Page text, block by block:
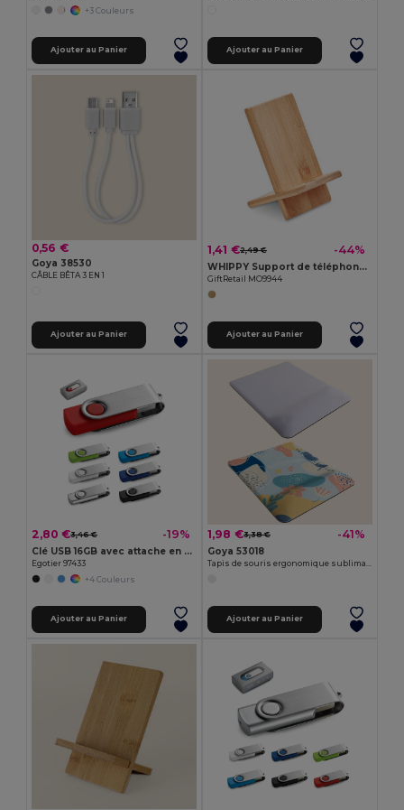
+3 Couleurs
Ajouter au Panier Ajouter au Panier
0,56 €
Goya 38530
CÂBLE BÊTA 3 EN 1
Ajouter au Panier
1,41 €2,49 € -44%
WHIPPY Support de téléphone en bambou
GiftRetail MO9944
Ajouter au Panier
2,80 €3,46 € -19%
Clé USB 16GB avec attache en métal
Egotier 97433
+4 Couleurs
Ajouter au Panier
1,98 €3,38 € -41%
Goya 53018
Ajouter au Panier